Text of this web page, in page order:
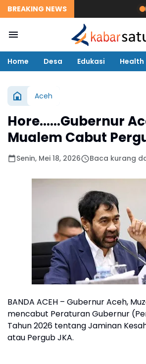
BREAKING NEWS
Home Desa Edukasi Health
Aceh
Hore......Gubernur
Mualem Cabut
Senin, Mei 18, 2026 Baca kurang
BANDA ACEH – Gubernur Aceh,
mencabut Peraturan Gubernur
Tahun 2026 tentang Jaminan
atau Pergub JKA.